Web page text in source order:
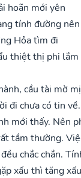
hoãn mới yên
tính đường
Hỏa tìm đi
thiệt thị phi lắm
cầu tài mờ
đi chưa có tin
mới thấy. Nên
tầm thường.
chắc chắn.
xấu thì tăng